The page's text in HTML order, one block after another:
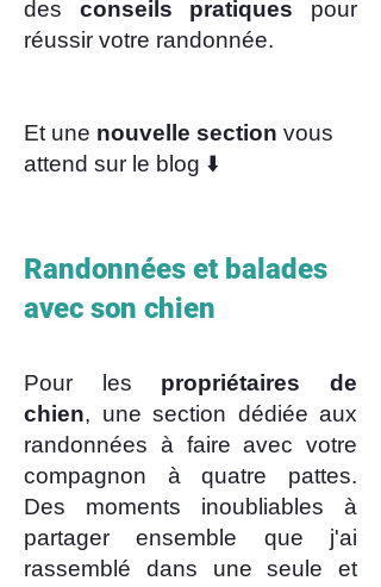
des conseils pratiques pour
réussir votre randonnée.
Et une nouvelle section vous
attend sur le blog ⬇️
Randonnées et balades
avec son chien
Pour les propriétaires de
chien, une section dédiée aux
randonnées à faire avec votre
compagnon à quatre pattes.
Des moments inoubliables à
partager ensemble que j'ai
rassemblé dans une seule et